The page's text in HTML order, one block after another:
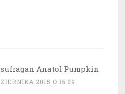
Anatol Pumpkin
2015 O 16:09